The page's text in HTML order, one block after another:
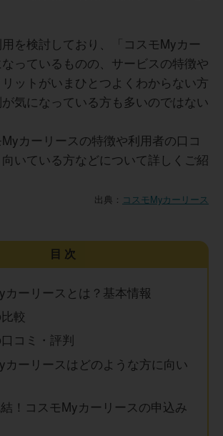
を検討しており、「コスモMyカー
っているものの、サービスの特徴や
ットがいまひとつよくわからない方
気になっている方も多いのではない
カーリースの特徴や利用者の口コ
いている方などについて詳しくご紹
出典： コスモMyカーリース
目次
カーリースとは？基本情報
較
コミ・評判
カーリースはどのような方に向い
！コスモMyカーリースの申込み